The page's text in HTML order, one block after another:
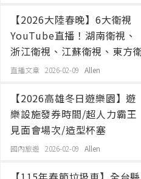
【2026大陸春晚】6大衛視
YouTube直播！湖南衛視、
浙江衛視、江蘇衛視、東方
視、北京衛視、央視、轉播、
機、中國
直播文章 2026-02-09 Allen
【2026高雄冬日遊樂園】遊
樂設施發券時間/超人力霸王
見面會場次/造型杯塞
國內旅遊 2026-02-09 Allen